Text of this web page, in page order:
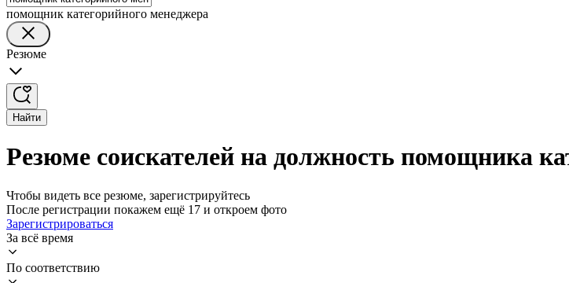
помощник категорийного менеджера
Резюме
Найти
Резюме соискателей на должность помощника
Чтобы видеть все резюме, зарегистрируйтесь
После регистрации покажем ещё 17 и откроем фото
Зарегистрироваться
За всё время
По соответствию